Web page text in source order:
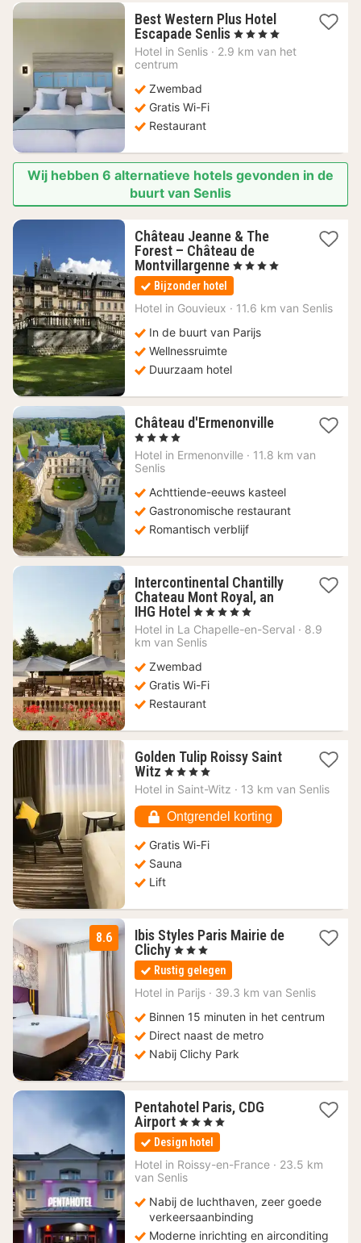
Best Western Plus Hotel
Escapade Senlis 1
nacht
, 4 Sterren
Hotel in Senlis · 2.9 km van het
centrum
Zwembad
Gratis Wi-Fi
Restaurant
Wij hebben 6 alternatieve hotels gevonden in de
buurt van Senlis
Château Jeanne & The
Forest – Château de
Montvillargenne 1
nacht
vanaf
255
, 4 Sterren
Bijzonder hotel
Hotel in Gouvieux · 11.6 km van Senlis
In de buurt van Parijs
Wellnessruimte
Duurzaam hotel
Château d'Ermenonville2
vanaf
, 4 Sterren
Hotel in Ermenonville · 11.8 km van
Senlis
Achttiende-eeuws kasteel
Gastronomische restaurant
Romantisch verblijf
Intercontinental Chantilly
Chateau Mont Royal, an
IHG Hotel 1
nacht
vanaf
€
, 5 Sterren
Hotel in La Chapelle-en-Serval · 8.9
km van Senlis
Zwembad
Gratis Wi-Fi
Restaurant
Golden Tulip Roissy Saint
Witz 1
nacht
62,06
€
, 4 Sterren
Hotel in Saint-Witz · 13 km van Senlis
Ontgrendel korting
Gratis Wi-Fi
Sauna
Lift
8.6
Ibis Styles Paris Mairie de
Clichy1
nacht
vanaf
70
, 3 Sterren
Rustig gelegen
Hotel in Parijs · 39.3 km van Senlis
Binnen 15 minuten in het centrum
Direct naast de metro
Nabij Clichy Park
Pentahotel Paris, CDG
Airport 1
nacht
vanaf
94,10
€
, 4 Sterren
Design hotel
Hotel in Roissy-en-France · 23.5 km
van Senlis
Nabij de luchthaven, zeer goede
verkeersaanbinding
Moderne inrichting en airconditing